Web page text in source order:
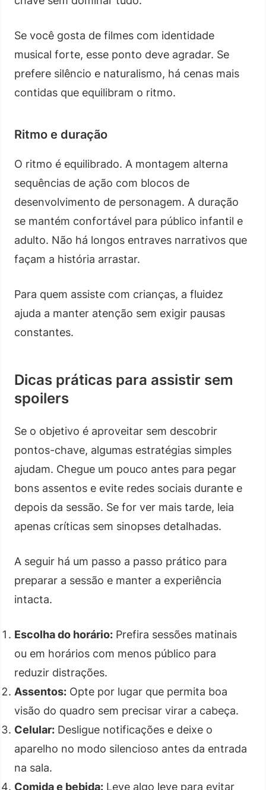
Se você gosta de filmes com identidade
musical forte, esse ponto deve agradar. Se
prefere silêncio e naturalismo, há cenas mais
contidas que equilibram o ritmo.
Ritmo e duração
O ritmo é equilibrado. A montagem alterna
sequências de ação com blocos de
desenvolvimento de personagem. A duração
se mantém confortável para público infantil e
adulto. Não há longos entraves narrativos que
façam a história arrastar.
Para quem assiste com crianças, a fluidez
ajuda a manter atenção sem exigir pausas
constantes.
Dicas práticas para assistir sem
spoilers
Se o objetivo é aproveitar sem descobrir
pontos-chave, algumas estratégias simples
ajudam. Chegue um pouco antes para pegar
bons assentos e evite redes sociais durante e
depois da sessão. Se for ver mais tarde, leia
apenas críticas sem sinopses detalhadas.
A seguir há um passo a passo prático para
preparar a sessão e manter a experiência
intacta.
Escolha do horário: Prefira sessões matinais
ou em horários com menos público para
reduzir distrações.
Assentos: Opte por lugar que permita boa
visão do quadro sem precisar virar a cabeça.
Celular: Desligue notificações e deixe o
aparelho no modo silencioso antes da entrada
na sala.
Comida e bebida: Leve algo leve para evitar